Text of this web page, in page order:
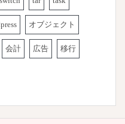
オブジェクト
会計 広告 移行